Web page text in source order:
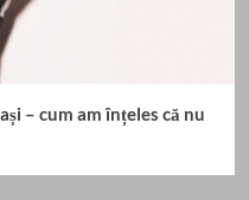
– cum am înțeles că nu